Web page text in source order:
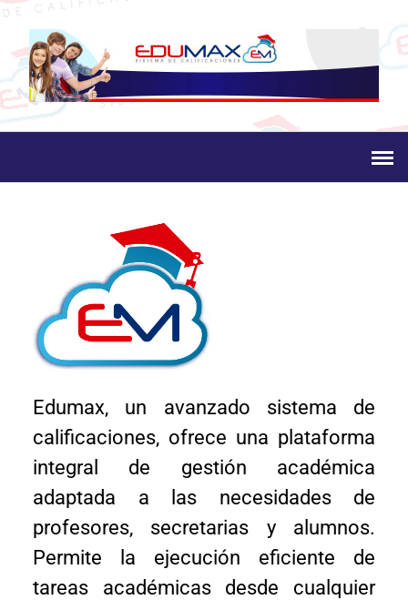
Edumax, un avanzado sistema de
calificaciones, ofrece una plataforma
integral de gestión académica
adaptada a las necesidades de
profesores, secretarias y alumnos.
Permite la ejecución eficiente de
tareas académicas desde cualquier